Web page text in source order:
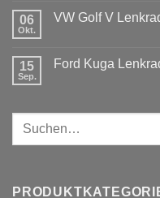
DIN
06
Okt.
VW Golf V
VW
15
Sep.
Ford Kuga
Ford
Lenkradfernbedienung
anschließen
Suchen